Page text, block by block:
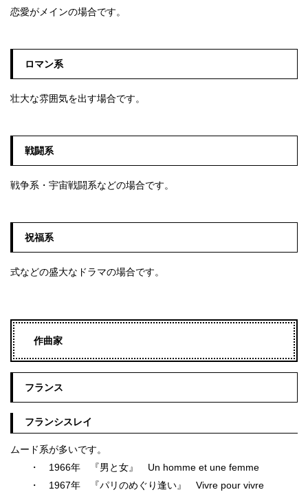
恋愛がメインの場合です。
ロマン系
壮大な雰囲気を出す場合です。
戦闘系
戦争系・宇宙戦闘系などの場合です。
祝福系
式などの盛大なドラマの場合です。
作曲家
フランス
フランシスレイ
ムード系が多いです。
・ 1966年 『男と女』 Un homme et une femme
・ 1967年 『パリのめぐり逢い』 Vivre pour vivre